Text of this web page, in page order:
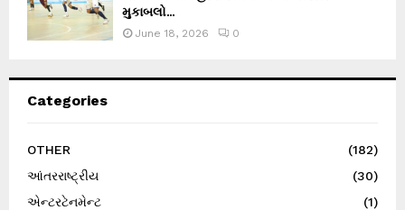
મુકાબલો...
June 18, 2026 0
Categories
OTHER
(182)
આંતરરાષ્ટ્રીય
(30)
એન્ટરટેનમેન્ટ
(1)